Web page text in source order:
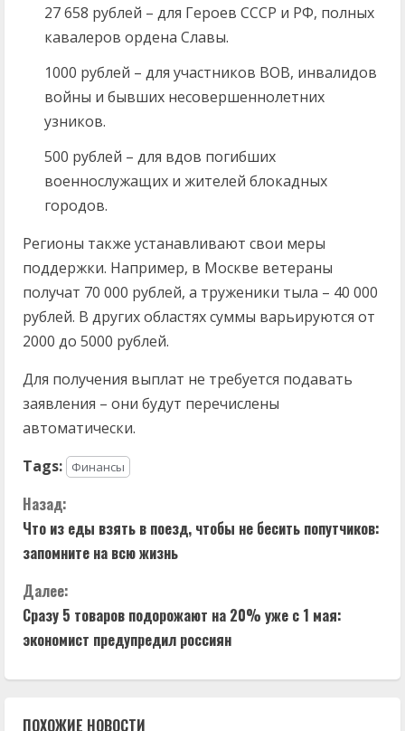
27 658 рублей – для Героев СССР и РФ, полных
кавалеров ордена Славы.
1000 рублей – для участников ВОВ, инвалидов
войны и бывших несовершеннолетних
узников.
500 рублей – для вдов погибших
военнослужащих и жителей блокадных
городов.
Регионы также устанавливают свои меры
поддержки. Например, в Москве ветераны
получат 70 000 рублей, а труженики тыла – 40 000
рублей. В других областях суммы варьируются от
2000 до 5000 рублей.
Для получения выплат не требуется подавать
заявления – они будут перечислены
автоматически.
Tags:
Финансы
П
р
о
д
Назад:
Что из еды взять в поезд, чтобы не бесить попутчиков:
запомните на всю жизнь
Далее:
Сразу 5 товаров подорожают на 20% уже с 1 мая:
экономист предупредил россиян
ПОХОЖИЕ НОВОСТИ